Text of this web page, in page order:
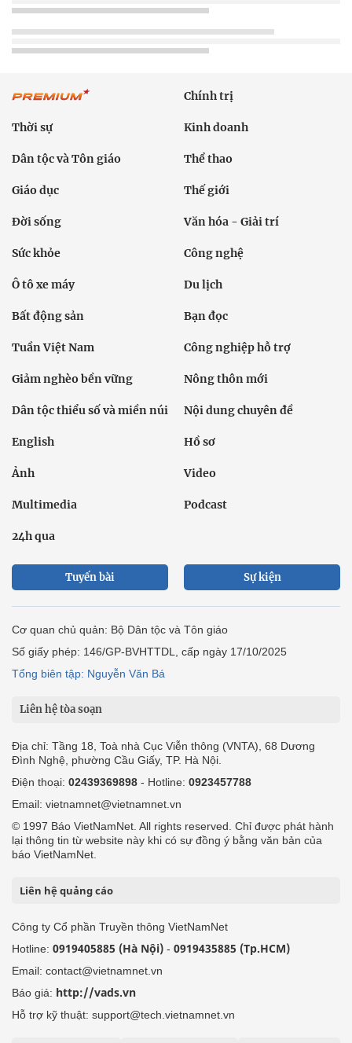
Chính trị
Thời sự Kinh doanh
Dân tộc và Tôn giáo Thể thao
Giáo dục Thế giới
Đời sống Văn hóa - Giải trí
Sức khỏe Công nghệ
Ô tô xe máy Du lịch
Bất động sản Bạn đọc
Tuần Việt Nam Công nghiệp hỗ trợ
Giảm nghèo bền vững Nông thôn mới
Dân tộc thiểu số và miền núi Nội dung chuyên đề
English Hồ sơ
Ảnh Video
Multimedia Podcast
24h qua
Tuyến bài Sự kiện
Cơ quan chủ quản: Bộ Dân tộc và Tôn giáo
Số giấy phép: 146/GP-BVHTTDL, cấp ngày 17/10/2025
Tổng biên tập: Nguyễn Văn Bá
Liên hệ tòa soạn
Địa chỉ: Tầng 18, Toà nhà Cục Viễn thông (VNTA), 68 Dương
Đình Nghệ, phường Cầu Giấy, TP. Hà Nội.
Điện thoại: 02439369898 - Hotline: 0923457788
Email: vietnamnet@vietnamnet.vn
© 1997 Báo VietNamNet. All rights reserved. Chỉ được phát hành
lại thông tin từ website này khi có sự đồng ý bằng văn bản của
báo VietNamNet.
Liên hệ quảng cáo
Công ty Cổ phần Truyền thông VietNamNet
Hotline: 0919405885 (Hà Nội) - 0919435885 (Tp.HCM)
Email: contact@vietnamnet.vn
Báo giá: http://vads.vn
Hỗ trợ kỹ thuật: support@tech.vietnamnet.vn